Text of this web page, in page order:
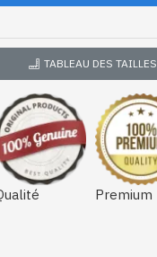
TABLEAU DES TAILLES
Premium